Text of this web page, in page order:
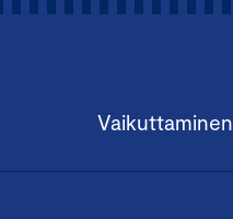
Vaikuttaminen